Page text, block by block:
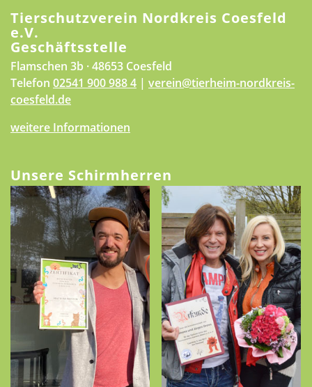
Tierschutzverein Nordkreis Coesfeld
e.V.
Geschäftsstelle
Flamschen 3b · 48653 Coesfeld
Telefon 02541 900 988 4 | verein@tierheim-nordkreis-
coesfeld.de
weitere Informationen
Unsere Schirmherren